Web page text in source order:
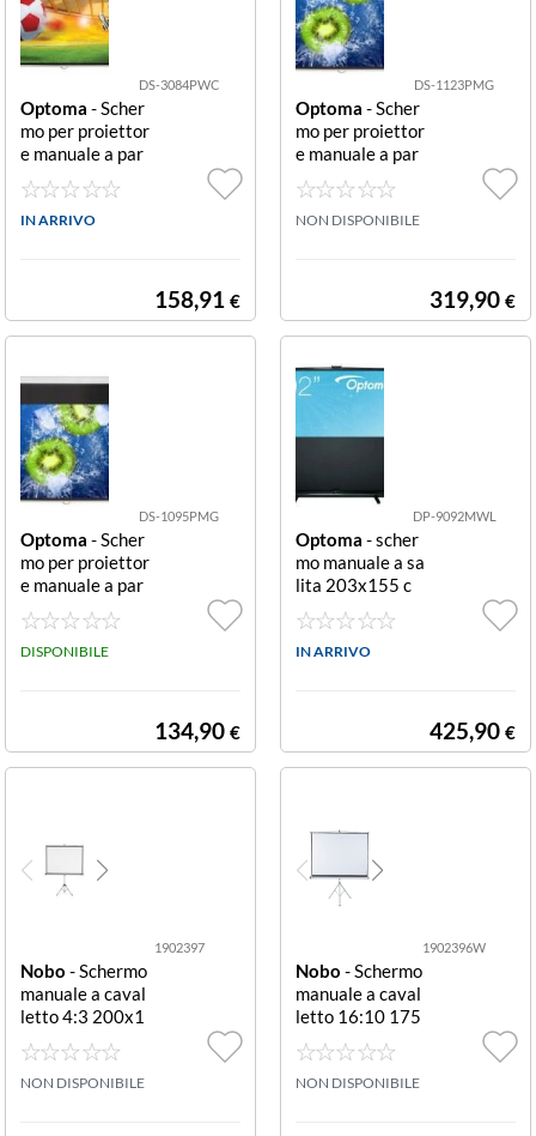
DS-3084PWC
Optoma - Scher
mo per proiettor
e manuale a par
ete/soffitto 4:3
171x128 cm Bi
anco Involucro
IN ARRIVO
158,91 €
DS-1123PMG
Optoma - Scher
mo per proiettor
e manuale a par
ete/soffitto 16:
10 266x166 cm
ML PMG MOLL
NON DISPONIBILE
319,90 €
DS-1095PMG
Optoma - Scher
mo per proiettor
e manuale a par
ete/soffitto 16:
10 203x127 cm
95 DIAGONAL
DISPONIBILE
134,90 €
DP-9092MWL
Optoma - scher
mo manuale a sa
lita 203x155 c
m ML PULL-UP
HT 203X155
IN ARRIVO
425,90 €
1902397
Nobo - Schermo
manuale a caval
letto 4:3 200x1
51 cm SCHERM
O A TREPPIEDE
2000X1513 M
NON DISPONIBILE
1902396W
Nobo - Schermo
manuale a caval
letto 16:10 175
cm SCHERMO
A TREPPIEDE 1
6:10 1750X115
NON DISPONIBILE